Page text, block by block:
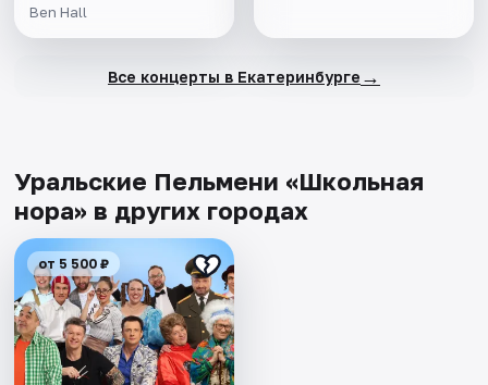
Ben Hall
Все концерты в Екатеринбурге →
Уральские Пельмени «Школьная
нора» в других городах
от 5 500 ₽